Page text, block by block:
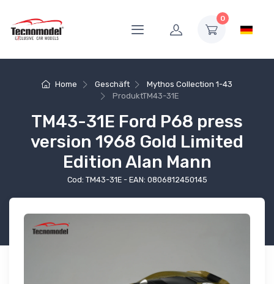
0
Home Geschäft
Mythos Collection 1-43
ProduktTM43-31E
TM43-31E Ford P68 press
version 1968 Gold Limited
Edition Alan Mann
Cod: TM43-31E - EAN: 0806812450145